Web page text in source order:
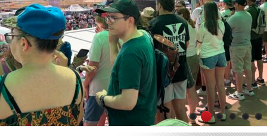
1 2 3 4 5 6